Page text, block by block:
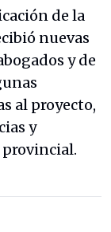
de la
nuevas
y de
al proyecto,
y